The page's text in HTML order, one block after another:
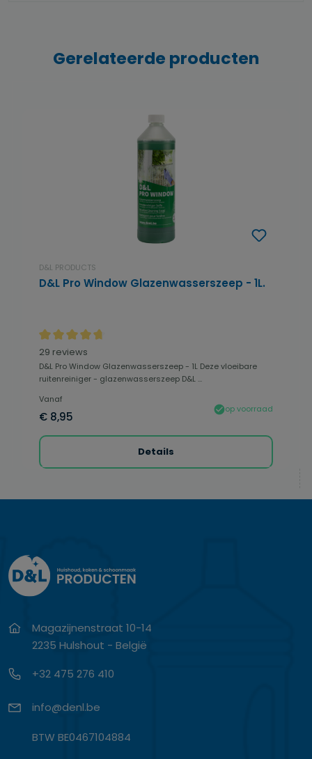
Gerelateerde producten
D&L PRODUCTS
D&L Pro Window Glazenwasserszeep - 1L.
Gemiddelde waardering van 4.84 van 5 sterren
29 reviews
D&L Pro Window Glazenwasserszeep - 1L Deze vloeibare
ruitenreiniger - glazenwasserszeep D&L ...
Vanaf
€ 8,95
op voorraad
Details
Magazijnenstraat 10-14
2235 Hulshout - België
+32 475 276 410
info@denl.be
BTW BE0467104884